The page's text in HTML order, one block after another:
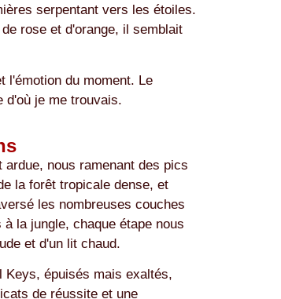
serpentant vers les étoiles.
rose et d'orange, il semblait
l'émotion du moment. Le
d'où je me trouvais.
nous ramenant des pics
la forêt tropicale dense, et
les nombreuses couches
la jungle, chaque étape nous
et d'un lit chaud.
Keys, épuisés mais exaltés,
de réussite et une